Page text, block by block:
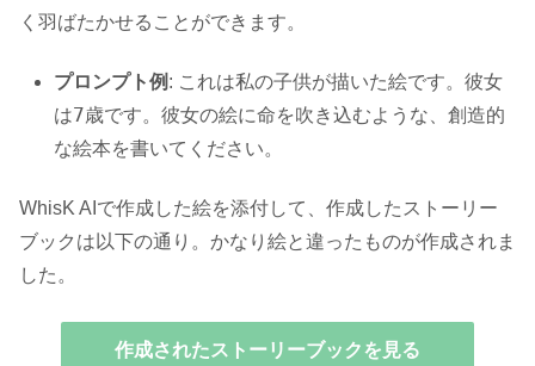
く羽ばたかせることができます。
プロンプト例 : これは私の子供が描いた絵です。彼女
は7歳です。彼女の絵に命を吹き込むような、創造的
な絵本を書いてください。
WhisK AIで作成した絵を添付して、作成したストーリー
ブックは以下の通り。かなり絵と違ったものが作成されま
した。
作成されたストーリーブックを見る